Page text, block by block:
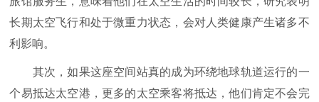
长期太空飞行和处于微重力状态，会对人类健康产生诸多不
利影响。
其次，如果这座空间站真的成为环绕地球轨道运行的一
个易抵达太空港，更多的太空乘客将抵达，他们肯定不会完